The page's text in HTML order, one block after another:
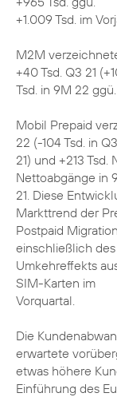
+1.009 Tsd. im
M2M
+40 Tsd. Q3 21
Tsd. in 9M 22
Mobil Prepaid
22 (-104 Tsd. in Q3
21) und +213
Nettoabgänge in
21. Diese
Markttrend der
Postpaid
einschließlich des
Umkehreffekts
SIM-Karten im
Vorquartal.
Die
erwartete
etwas höhere
Einführung des